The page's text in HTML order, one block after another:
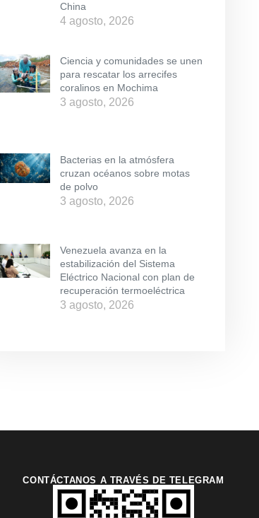
China
4 agosto, 2026
Ciencia y comunidades se unen
para rescatar los arrecifes
coralinos en Mochima
3 agosto, 2026
Bacterias en la atmósfera
cruzan océanos sobre motas
de polvo
3 agosto, 2026
Venezuela avanza en la
estabilización del Sistema
Eléctrico Nacional con plan de
recuperación termoeléctrica
3 agosto, 2026
CONTÁCTANOS A TRAVÉS DE TELEGRAM